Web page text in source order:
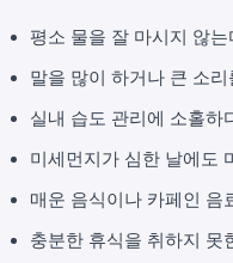
평소 물을 잘 마시지 않는
말을 많이 하거나 큰 소
실내 습도 관리에 소홀하
미세먼지가 심한 날에도
매운 음식이나 카페인 음
충분한 휴식을 취하지 못